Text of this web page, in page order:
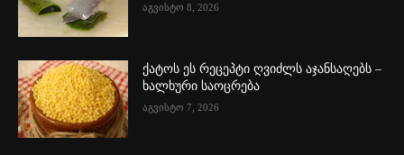
აგვისტო 8, 2026
ქატოს ეს რეცეპტი ღვიძლს აჯანსაღებს –
ხალხური საოცრება
აგვისტო 7, 2026